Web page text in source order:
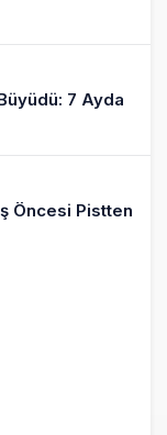
7 Ayda
Öncesi Pistten